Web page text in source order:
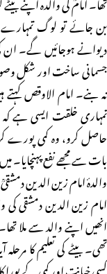
بن جائے تو لوگ
دیوانے ہوجائیں گے۔ ان
جسمانی ساخت اور شکل
نہ بنے۔ امام الاوقص
تمہاری خلقت ایسی ہے کہ
حاصل کرو، وہ کمی
بات سے مجھے نفع پہنچایا۔
والدۂ امام زین الدین دمشقیؒ
امام زین الدین دمشقی کی
انھیں اپنے والد سے ملا
تھی۔ بیٹے کی تعلیم کا